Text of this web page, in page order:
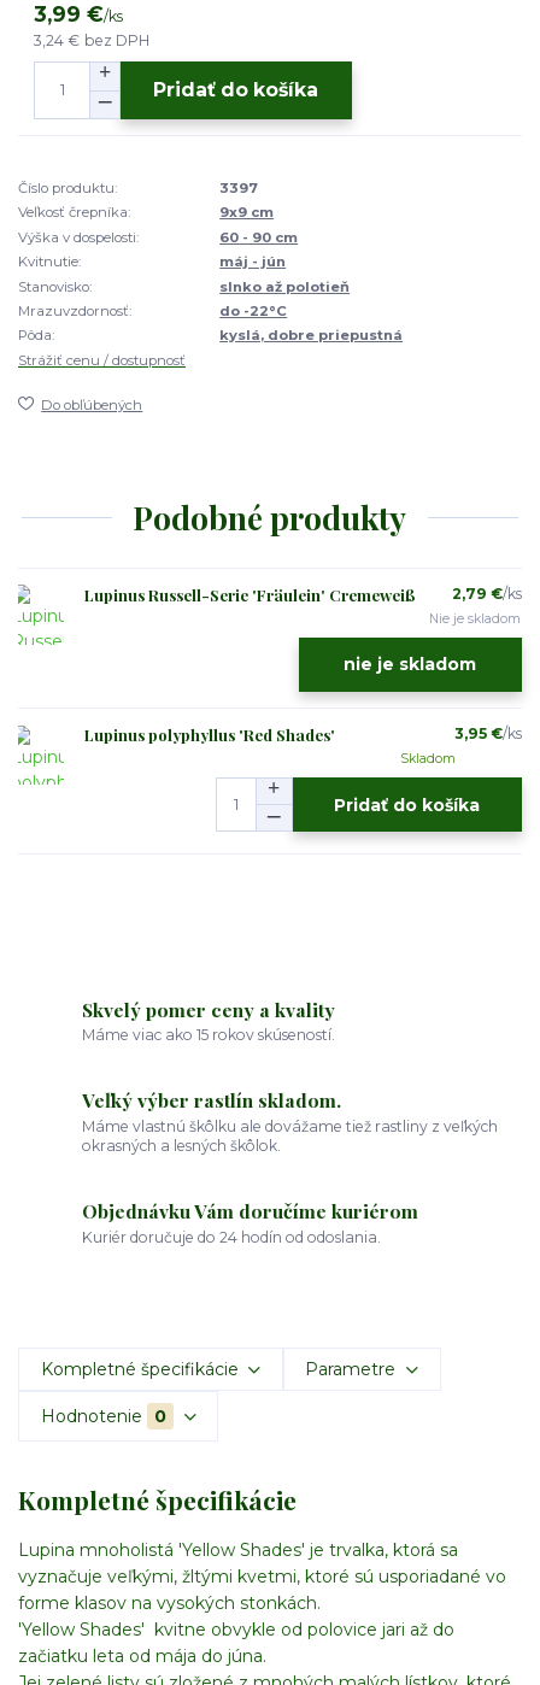
3,99 €/ks
3,24 € bez DPH
Pridať do košíka
Číslo produktu:
3397
Veľkosť črepníka:
9x9 cm
Výška v dospelosti:
60 - 90 cm
Kvitnutie:
máj - jún
Stanovisko:
slnko až polotieň
Mrazuvzdornosť:
do -22°C
Pôda:
kyslá, dobre priepustná
Strážiť cenu / dostupnosť
Do obľúbených
Podobné produkty
Lupinus Russell-Serie 'Fräulein' Cremeweiß 2,79 €/ks
Nie je skladom
nie je skladom
Lupinus polyphyllus 'Red Shades' 3,95 €/ks
Skladom
Pridať do košíka
Skvelý pomer ceny a kvality
Máme viac ako 15 rokov skúseností.
Veľký výber rastlín skladom.
Máme vlastnú škôlku ale dovážame tiež rastliny z veľkých
okrasných a lesných škôlok.
Objednávku Vám doručíme kuriérom
Kuriér doručuje do 24 hodín od odoslania.
Kompletné špecifikácie Parametre
Hodnotenie 0
Kompletné špecifikácie
Lupina mnoholistá 'Yellow Shades' je trvalka, ktorá sa
vyznačuje veľkými, žltými kvetmi, ktoré sú usporiadané vo
forme klasov na vysokých stonkách.
'Yellow Shades' kvitne obvykle od polovice jari až do
začiatku leta od mája do júna.